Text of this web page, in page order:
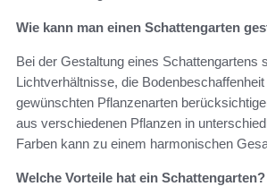
Wie kann man einen Schattengarten
Bei der Gestaltung eines Schattengartens
Lichtverhältnisse, die Bodenbeschaffenheit
gewünschten Pflanzenarten
aus verschiedenen Pflanzen in
Farben kann zu einem harmonischen
Welche Vorteile hat ein Schattengarten?